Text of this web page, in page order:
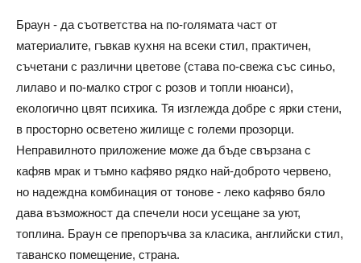
Браун - да съответства на по-голямата част от
материалите, гъвкав кухня на всеки стил, практичен,
съчетани с различни цветове (става по-свежа със синьо,
лилаво и по-малко строг с розов и топли нюанси),
екологично цвят психика. Тя изглежда добре с ярки стени,
в просторно осветено жилище с големи прозорци.
Неправилното приложение може да бъде свързана с
кафяв мрак и тъмно кафяво рядко най-доброто червено,
но надеждна комбинация от тонове - леко кафяво бяло
дава възможност да спечели носи усещане за уют,
топлина. Браун се препоръчва за класика, английски стил,
таванско помещение, страна.